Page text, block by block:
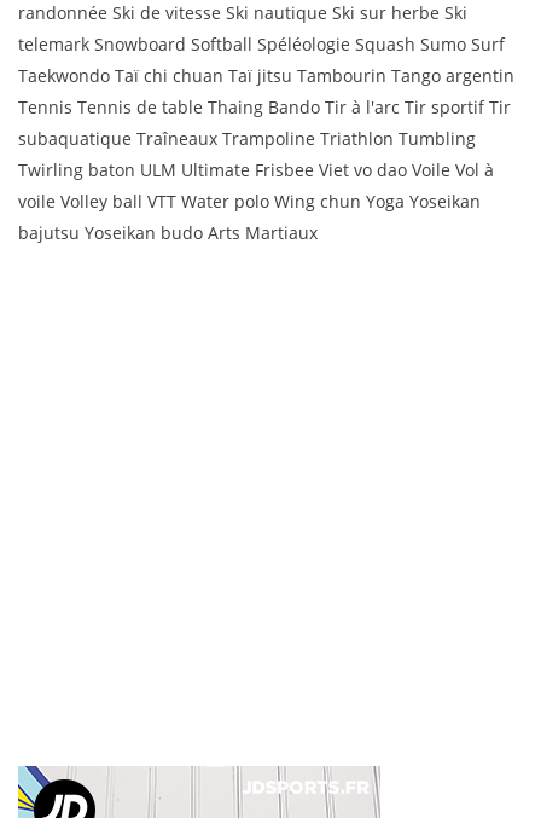
randonnée Ski de vitesse Ski nautique Ski sur herbe Ski
telemark Snowboard Softball Spéléologie Squash Sumo Surf
Taekwondo Taï chi chuan Taï jitsu Tambourin Tango argentin
Tennis Tennis de table Thaing Bando Tir à l'arc Tir sportif Tir
subaquatique Traîneaux Trampoline Triathlon Tumbling
Twirling baton ULM Ultimate Frisbee Viet vo dao Voile Vol à
voile Volley ball VTT Water polo Wing chun Yoga Yoseikan
bajutsu Yoseikan budo Arts Martiaux